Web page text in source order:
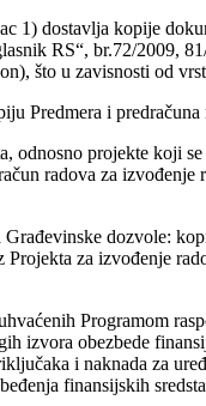
1) dostavlja kopije
RS“, br.72/2009,
što u zavisnosti od
Predmera i
odnosno projekte koji
radova za
dozvole:
za izvođenje
Programom
izvora obezbede
i naknada za
finansijskih